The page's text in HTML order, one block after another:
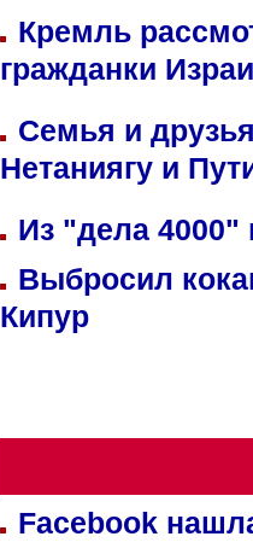
Кремль
гражданки
Семья и
Нетаниягу и
Из "дела 4000"
Выбросил
Кипур
Facebook